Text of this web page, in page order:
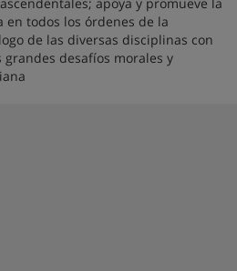
todos los órdenes de la
de las diversas disciplinas con
desafíos morales y